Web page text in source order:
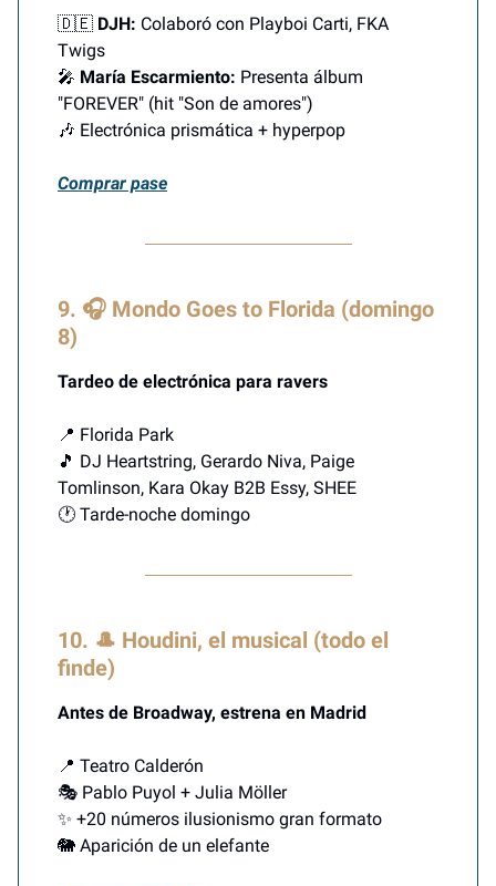
🇩🇪 DJH: Colaboró con Playboi Carti, FKA
Twigs
🎤 María Escarmiento: Presenta álbum
"FOREVER" (hit "Son de amores")
🎶 Electrónica prismática + hyperpop
Comprar pase
9. 🎧 Mondo Goes to Florida (domingo
8)
Tardeo de electrónica para ravers
📍 Florida Park
🎵 DJ Heartstring, Gerardo Niva, Paige
Tomlinson, Kara Okay B2B Essy, SHEE
🕐 Tarde-noche domingo
10. 🎩 Houdini, el musical (todo el
finde)
Antes de Broadway, estrena en Madrid
📍 Teatro Calderón
🎭 Pablo Puyol + Julia Möller
✨ +20 números ilusionismo gran formato
🐘 Aparición de un elefante